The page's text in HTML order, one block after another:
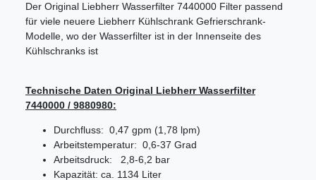
Der Original Liebherr Wasserfilter 7440000 Filter passend
für viele neuere Liebherr Kühlschrank Gefrierschrank-
Modelle, wo der Wasserfilter ist in der Innenseite des
Kühlschranks ist
Technische Daten Original Liebherr Wasserfilter
7440000 / 9880980:
Durchfluss: 0,47 gpm (1,78 lpm)
Arbeitstemperatur: 0,6-37 Grad
Arbeitsdruck: 2,8-6,2 bar
Kapazität: ca. 1134 Liter